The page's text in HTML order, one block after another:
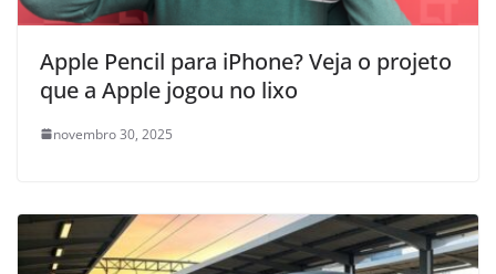
Apple Pencil para iPhone? Veja o projeto
que a Apple jogou no lixo
novembro 30, 2025